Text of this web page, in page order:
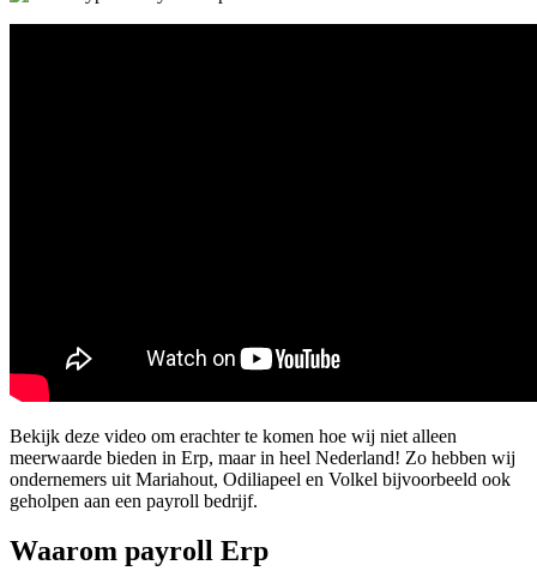
Bekijk deze video om erachter te komen hoe wij niet alleen
meerwaarde bieden in Erp, maar in heel Nederland! Zo hebben wij
ondernemers uit Mariahout, Odiliapeel en Volkel bijvoorbeeld ook
geholpen aan een payroll bedrijf.
Waarom payroll Erp